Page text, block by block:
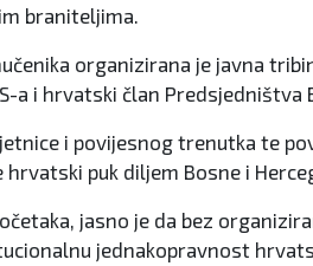
braniteljima.
organizirana je javna
a i hrvatski član Predsjedništva
i povijesnog trenutka te
puk diljem Bosne i
jasno je da bez
jednakopravnost